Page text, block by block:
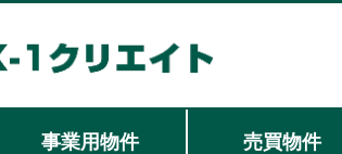
事業用物件 売買物件